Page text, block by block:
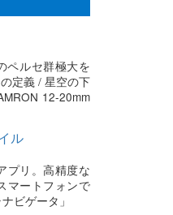
ペルセ群極大を
定義 / 星空の下
12-20mm
ル
プリ。高精度な
マートフォンで
ビゲータ」